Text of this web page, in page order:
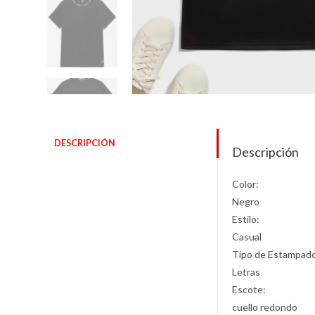
DESCRIPCIÓN
Descripción
Color:
Negro
Estilo:
Casual
Tipo de
Letras
Escote:
cuello redondo